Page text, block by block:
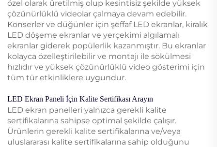
özel olarak üretilmiş olup kesintisiz şekilde yüksek
çözünürlüklü videolar çalmaya devam edebilir.
Konserler ve düğünler için şeffaf LED ekranlar, kiralık
LED döşeme ekranlar ve yerçekimi algılamalı
ekranlar giderek popülerlik kazanmıştır. Bu ekranlar
kolayca özelleştirilebilir ve montajı ile sökülmesi
hızlıdır ve yüksek çözünürlüklü video gösterimi için
tüm tür etkinliklere uygundur.
LED Ekran Paneli İçin Kalite Sertifikası Arayın
LED ekran panelleri yalnızca gerekli kalite
sertifikalarına sahipse optimal şekilde çalışır.
Ürünlerin gerekli kalite sertifikalarına ve/veya
uluslararası kalite sertifikalarına sahip olduğunu